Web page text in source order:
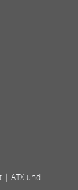
ATX und